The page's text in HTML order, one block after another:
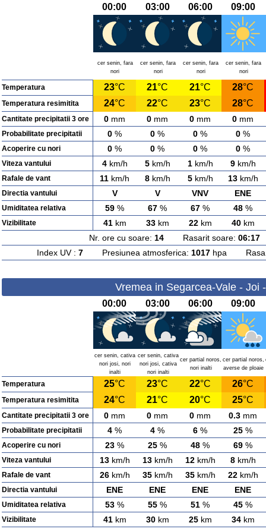
00:00 03:00 06:00 09:00
cer senin, fara
nori
cer senin, fara
nori
cer senin, fara
nori
cer senin, fara
nori
Temperatura 23°C 21°C 21°C 28°C
Temperatura resimitita 24°C 22°C 23°C 28°C
Cantitate precipitatii 3 ore 0 mm 0 mm 0 mm 0 mm
Probabilitate precipitatii 0 % 0 % 0 % 0 %
Acoperire cu nori 0 % 0 % 0 % 0 %
Viteza vantului 4km/h 5km/h 1km/h 9km/h
Rafale de vant 11 km/h 8km/h 5km/h 13km/h
Directia vantului V V VNV ENE
Umiditatea relativa 59 % 67 % 67 % 48 %
Vizibilitate 41km 33km 22km 40km
Nr. ore cu soare: 14Rasarit soare: 06:17
Index UV : 7Presiunea atmosferica: 1017hpa
Vremea in Segarcea-Vale - Joi
00:00 03:00 06:00 09:00
cer senin, cativa
nori josi, nori
inalti
cer senin, cativa
nori josi, cativa
nori inalti
cer partial noros,
nori inalti
cer partial noros,
averse de ploaie
Temperatura 25°C 23°C 22°C 26°C
Temperatura resimitita 24°C 21°C 20°C 25°C
Cantitate precipitatii 3 ore 0 mm 0 mm 0 mm 0.3 mm
Probabilitate precipitatii 4 % 4 % 6 % 25 %
Acoperire cu nori 23 % 25 % 48 % 69 %
Viteza vantului 13km/h 13km/h 12km/h 8km/h
Rafale de vant 26km/h 35km/h 35km/h 22km/h
Directia vantului ENE ENE ENE ENE
Umiditatea relativa 53 % 55 % 51 % 45 %
Vizibilitate 41km 30km 25km 34km